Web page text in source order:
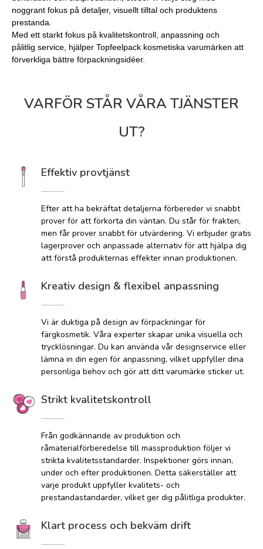
noggrant fokus på detaljer, visuellt tilltal och produktens
prestanda.
Med ett starkt fokus på kvalitetskontroll, anpassning och
pålitlig service, hjälper Topfeelpack kosmetiska varumärken att
förverkliga bättre förpackningsidéer.
VARFÖR STÅR VÅRA TJÄNSTER
UT?
Effektiv provtjänst
Efter att ha bekräftat detaljerna förbereder vi snabbt
prover för att förkorta din väntan. Du står för frakten,
men får prover snabbt för utvärdering. Vi erbjuder gratis
lagerprover och anpassade alternativ för att hjälpa dig
att förstå produkternas effekter innan produktionen.
Kreativ design & flexibel anpassning
Vi är duktiga på design av förpackningar för
färgkosmetik. Våra experter skapar unika visuella och
trycklösningar. Du kan använda vår designservice eller
lämna in din egen för anpassning, vilket uppfyller dina
personliga behov och gör att ditt varumärke sticker ut.
Strikt kvalitetskontroll
Från godkännande av produktion och
råmaterialförberedelse till massproduktion följer vi
strikta kvalitetsstandarder. Inspektioner görs innan,
under och efter produktionen. Detta säkerställer att
varje produkt uppfyller kvalitets- och
prestandastandarder, vilket ger dig pålitliga produkter.
Klart process och bekväm drift